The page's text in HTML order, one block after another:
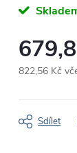
822,56 Kč
cena:
Sdílet